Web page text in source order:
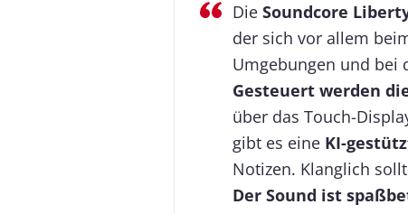
Die Soundcore
der sich vor allem
Umgebungen und bei
Gesteuert werden
über das Touch-
gibt es eine KI-
Notizen. Klanglich
Der Sound ist